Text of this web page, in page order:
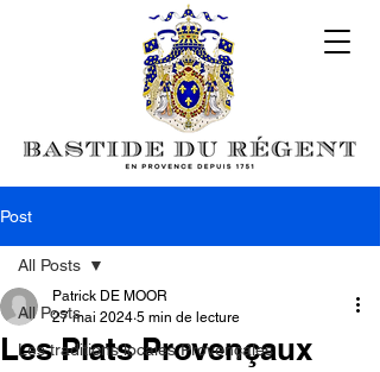
Post
All Posts
Les traditions locales Provençales
All Posts
Les Plats Provençaux
Patrick DE MOOR
27 mai 2024 5 min de lecture